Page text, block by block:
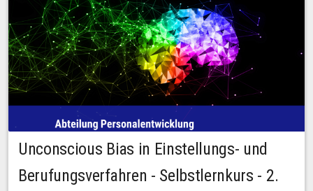
Unconscious Bias in Einstellungs- und
Berufungsverfahren - Selbstlernkurs - 2.